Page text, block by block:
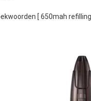
[ 650mah